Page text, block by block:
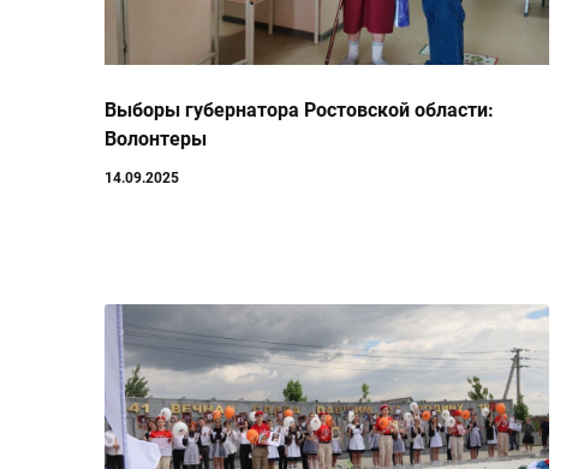
Выборы губернатора Ростовской области:
Волонтеры
14.09.2025